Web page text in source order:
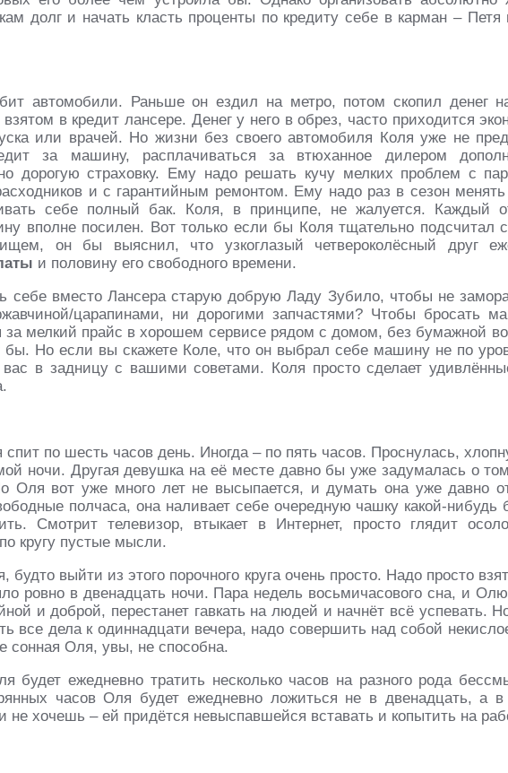
долг и начать класть проценты по кредиту себе в карман – Петя
автомобили. Раньше он ездил на метро, потом скопил денег
в кредит лансере. Денег у него в обрез, часто приходится
или врачей. Но жизни без своего автомобиля Коля уже не
за машину, расплачиваться за втюханное дилером
дорогую страховку. Ему надо решать кучу мелких проблем с
и с гарантийным ремонтом. Ему надо раз в сезон
себе полный бак. Коля, в принципе, не жалуется. Каждый
вполне посилен. Вот только если бы Коля тщательно подсчитал
он бы выяснил, что узкоглазый четвероколёсный друг
и половину его свободного времени.
себе вместо Лансера старую добрую Ладу Зубило, чтобы не
царапинами, ни дорогими запчастями? Чтобы бросать
за мелкий прайс в хорошем сервисе рядом с домом, без бумажной
бы. Но если вы скажете Коле, что он выбрал себе машину не по
в задницу с вашими советами. Коля просто сделает
спит по шесть часов день. Иногда – по пять часов. Проснулась,
ночи. Другая девушка на её месте давно бы уже задумалась о
Оля вот уже много лет не высыпается, и думать она уже давно
полчаса, она наливает себе очередную чашку какой-нибудь
Смотрит телевизор, втыкает в Интернет, просто глядит
кругу пустые мысли.
будто выйти из этого порочного круга очень просто. Надо просто
ровно в двенадцать ночи. Пара недель восьмичасового сна, и
и доброй, перестанет гавкать на людей и начнёт всё успевать.
все дела к одиннадцати вечера, надо совершить над собой
сонная Оля, увы, не способна.
будет ежедневно тратить несколько часов на разного рода
часов Оля будет ежедневно ложиться не в двенадцать, а
не хочешь – ей придётся невыспавшейся вставать и копытить на